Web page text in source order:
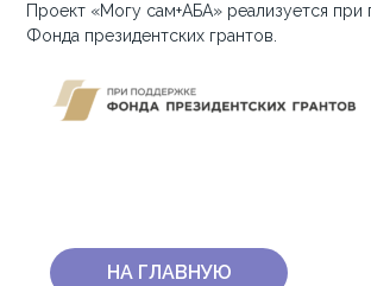
Проект «Могу сам+АБА» реализуется
Фонда президентских грантов.
НА ГЛАВНУЮ